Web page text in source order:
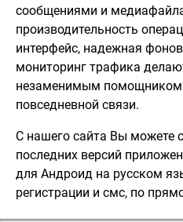
сообщениями и
производительность
интерфейс, надежная
мониторинг трафика
незаменимым помощником
повседневной связи.
С нашего сайта Вы можете
последних версий
для Андроид на русском
регистрации и смс, по